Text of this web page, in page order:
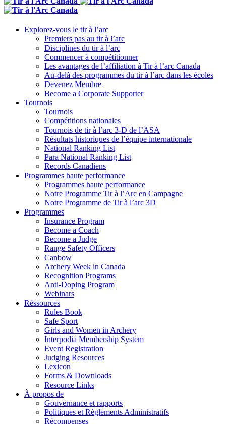
Explorez-vous le tir à l’arc
Premiers pas au tir à l’arc
Disciplines du tir à l’arc
Commencer à compétitionner
Les avantages de l’affiliation à Tir à l’arc Canada
Au-delà des programmes du tir à l’arc dans les écoles
Devenez Membre
Become a Corporate Supporter
Tournois
Tournois
Compétitions nationales
Tournois de tir à l’arc 3-D de l’ASA
Résultats historiques de l’équipe internationale
National Ranking List
Para National Ranking List
Records Canadiens
Programmes haute performance
Programmes haute performance
Notre Programme Tir à l’Arc en Campagne
Notre Programme de Tir à l’arc 3D
Programmes
Insurance Program
Become a Coach
Become a Judge
Range Safety Officers
Canbow
Archery Week in Canada
Recognition Programs
Anti-Doping Program
Webinars
Réssources
Rules Book
Safe Sport
Girls and Women in Archery
Interpodia Membership System
Event Registration
Judging Resources
Lexicon
Forms & Downloads
Resource Links
À propos de
Gouvernance et rapports
Politiques et Règlements Administratifs
Récompenses